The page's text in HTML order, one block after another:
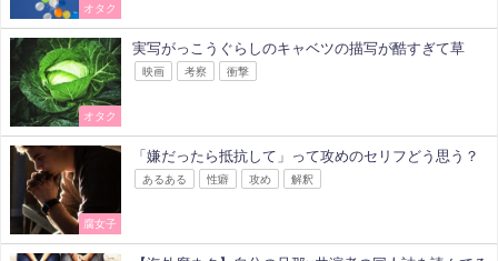
オタク
オタク
実写がっこうぐらしのキャベツの描写が酷すぎて草
映画 考察 衝撃
腐女子
「嫌だったら抵抗して」って攻めのセリフどう思う？
あるある 性癖 攻め 解釈